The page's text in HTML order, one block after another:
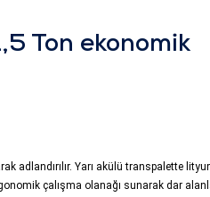
Ton ekonomik
adlandırılır. Yarı akülü transpalette
çalışma olanağı sunarak dar